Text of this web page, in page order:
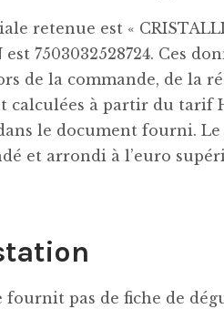
retenue est «
7503032528724. Ces
de la commande, de la
à partir du tarif
le document fourni.
et arrondi à l’euro
pas de fiche de